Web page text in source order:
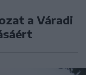
a Váradi